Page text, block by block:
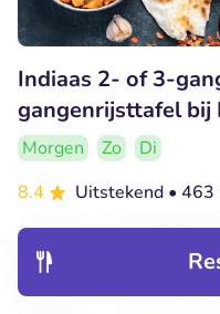
Indiaas 2- of 3-
gangenrijsttafel bij
Morgen Zo
Di
8.4
Uitstekend • 463
Den Haag (0km)